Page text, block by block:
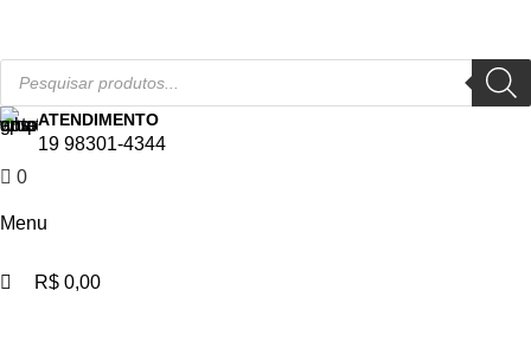
ATENDIMENTO
19 98301-4344
0
Menu
R$ 0,00